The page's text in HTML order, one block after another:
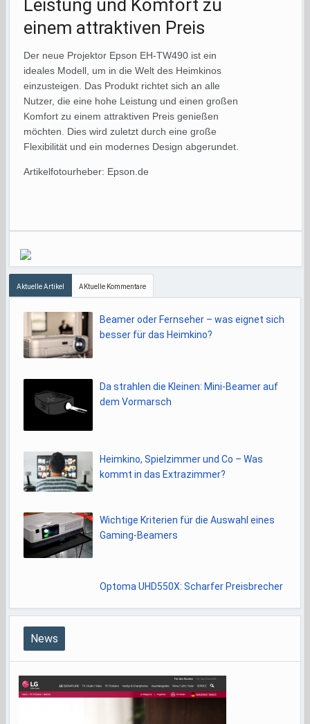
Leistung und Komfort zu
einem attraktiven Preis
Der neue Projektor Epson EH-TW490 ist ein
ideales Modell, um in die Welt des Heimkinos
einzusteigen. Das Produkt richtet sich an alle
Nutzer, die eine hohe Leistung und einen großen
Komfort zu einem attraktiven Preis genießen
möchten. Dies wird zuletzt durch eine große
Flexibilität und ein modernes Design abgerundet.
Artikelfotourheber: Epson.de
Aktuelle Artikel AKtuelle Kommentare
Beamer oder Fernseher – was eignet sich
besser für das Heimkino?
Da strahlen die Kleinen: Mini-Beamer auf
dem Vormarsch
Heimkino, Spielzimmer und Co – Was
kommt in das Extrazimmer?
Wichtige Kriterien für die Auswahl eines
Gaming-Beamers
Optoma UHD550X: Scharfer Preisbrecher
News